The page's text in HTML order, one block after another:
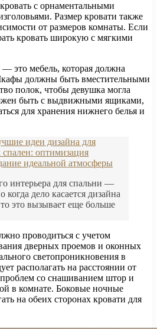
с орнаментальными
Размер кровати также
от размеров комнаты. Если
кровать широкую с мягкими
это мебель, которая должна
должны быть вместительными
полок, чтобы девушка могла
быть с выдвижными ящиками,
для хранения нижнего белья и
идеи дизайна для
оптимизация
идеальной атмосферы
интерьера для спальни —
дело касается дизайна
это вызывает еще больше
проводиться с учетом
дверных проемов и оконных
светопроникновения в
располагать на расстоянии от
со снашиванием штор и
в комнате. Боковые ночные
на обеих сторонах кровати для